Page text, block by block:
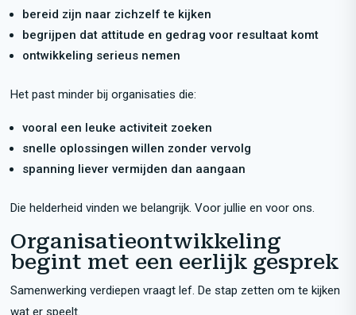
bereid zijn naar zichzelf te kijken
begrijpen dat attitude en gedrag voor resultaat komt
ontwikkeling serieus nemen
Het past minder bij organisaties die:
vooral een leuke activiteit zoeken
snelle oplossingen willen zonder vervolg
spanning liever vermijden dan aangaan
Die helderheid vinden we belangrijk. Voor jullie en voor ons.
Organisatieontwikkeling
begint met een eerlijk gesprek
Samenwerking verdiepen vraagt lef. De stap zetten om te kijken
wat er speelt.